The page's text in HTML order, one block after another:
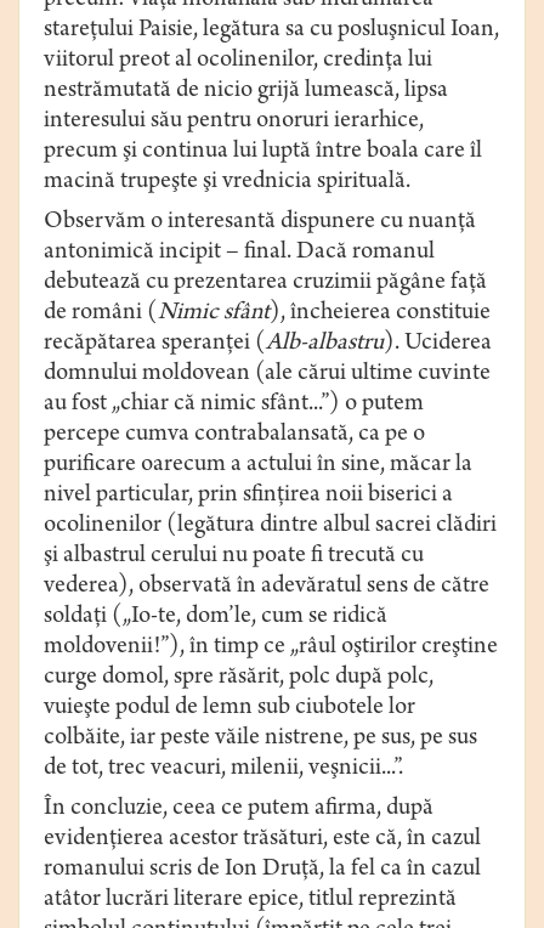
stareţului Paisie, legătura sa cu posluşnicul Ioan,
viitorul preot al ocolinenilor, credinţa lui
nestrămutată de nicio grijă lumească, lipsa
interesului său pentru onoruri ierarhice,
precum şi continua lui luptă între boala care îl
macină trupeşte şi vrednicia spirituală.
Observăm o interesantă dispunere cu nuanţă
antonimică incipit – final. Dacă romanul
debutează cu prezentarea cruzimii păgâne faţă
de români (Nimic sfânt), încheierea constituie
recăpătarea speranţei (Alb-albastru). Uciderea
domnului moldovean (ale cărui ultime cuvinte
au fost „chiar că nimic sfânt...”) o putem
percepe cumva contrabalansată, ca pe o
purificare oarecum a actului în sine, măcar la
nivel particular, prin sfinţirea noii biserici a
ocolinenilor (legătura dintre albul sacrei clădiri
şi albastrul cerului nu poate fi trecută cu
vederea), observată în adevăratul sens de către
soldaţi („Io-te, dom’le, cum se ridică
moldovenii!”), în timp ce „râul oştirilor creştine
curge domol, spre răsărit, polc după polc,
vuieşte podul de lemn sub ciubotele lor
colbăite, iar peste văile nistrene, pe sus, pe sus
de tot, trec veacuri, milenii, veşnicii...”.
În concluzie, ceea ce putem afirma, după
evidenţierea acestor trăsături, este că, în cazul
romanului scris de Ion Druţă, la fel ca în cazul
atâtor lucrări literare epice, titlul reprezintă